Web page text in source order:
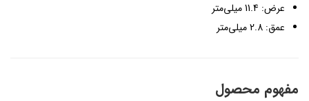
عرض: 11.4 میلی‌متر
عمق: 2.8 میلی‌متر
مفهوم محصول